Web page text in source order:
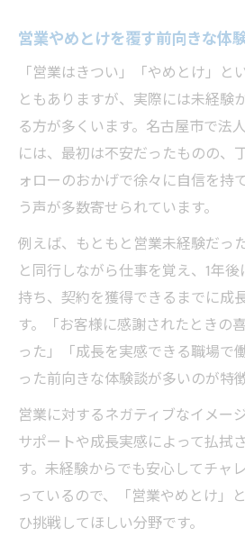
営業やめとけを覆す前向きな体
「営業はきつい」「やめとけ」と
ともありますが、実際には未経験
る方が多くいます。名古屋市で法
には、最初は不安だったものの、
ォローのおかげで徐々に自信を持
う声が多数寄せられています。
例えば、もともと営業未経験だっ
と同行しながら仕事を覚え、1年
持ち、契約を獲得できるまでに成
す。「お客様に感謝されたときの
った」「成長を実感できる職場で
った前向きな体験談が多いのが特徴
営業に対するネガティブなイメー
サポートや成長実感によって払拭
す。未経験からでも安心してチャ
っているので、「営業やめとけ」
ひ挑戦してほしい分野です。